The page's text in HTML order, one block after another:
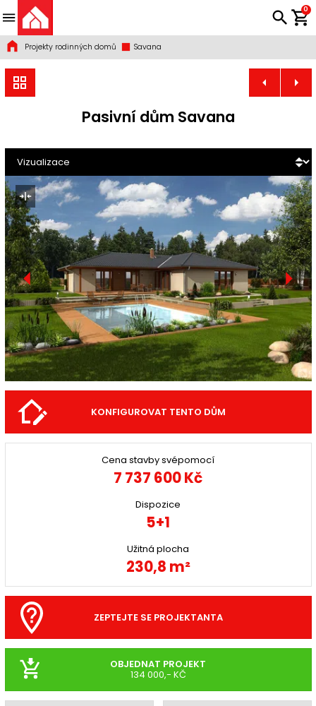
0
Projekty rodinných domů Savana
Pasivní dům Savana
KONFIGUROVAT TENTO DŮM
Cena stavby svépomocí
7 737 600 Kč
Dispozice
5+1
Užitná plocha
230,8 m²
ZEPTEJTE SE PROJEKTANTA
OBJEDNAT PROJEKT
134 000,- KČ